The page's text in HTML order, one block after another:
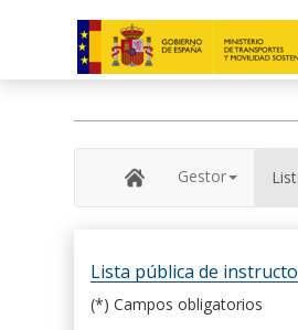
Gestor
Lista pública de
(*) Campos obligatorios